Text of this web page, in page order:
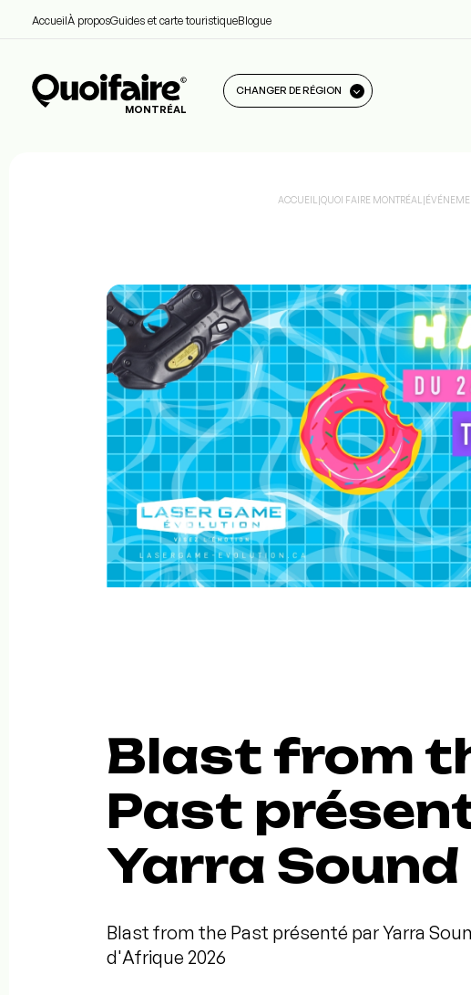
AccueilÀ proposGuides et carte touristiqueBlogue
MONTRÉAL
CHANGER DE RÉGION
ACCUEIL |QUOI FAIRE MONTRÉAL |
Blast from
Past
Yarra Sound
Blast from the Past présenté par Yarra
d'Afrique 2026